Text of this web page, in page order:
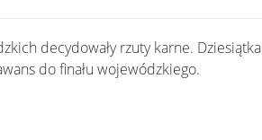
decydowały rzuty karne. Dziesiątka
do finału wojewódzkiego.